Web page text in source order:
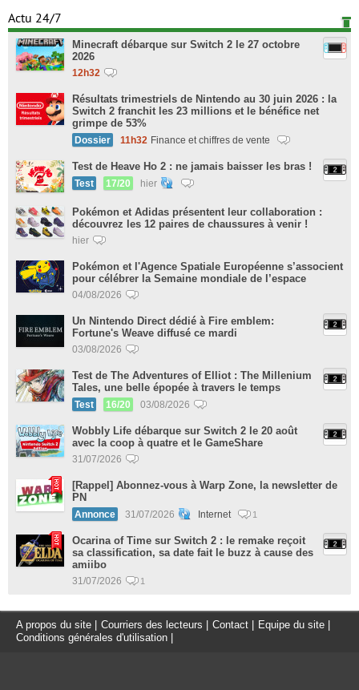
Actu 24/7
Minecraft débarque sur Switch 2 le 27 octobre
2026
12h32
Résultats trimestriels de Nintendo au 30 juin 2026 : la
Switch 2 franchit les 23 millions et le bénéfice net
grimpe de 53%
Dossier 11h32 Finance et chiffres de vente
Test de Heave Ho 2 : ne jamais baisser les bras !
Test 17/20 hier
Pokémon et Adidas présentent leur collaboration :
découvrez les 12 paires de chaussures à venir !
hier
Pokémon et l'Agence Spatiale Européenne s’associent
pour célébrer la Semaine mondiale de l’espace
04/08/2026
Un Nintendo Direct dédié à Fire emblem:
Fortune's Weave diffusé ce mardi
03/08/2026
Test de The Adventures of Elliot : The Millenium
Tales, une belle épopée à travers le temps
Test 16/20 03/08/2026
Wobbly Life débarque sur Switch 2 le 20 août
avec la coop à quatre et le GameShare
31/07/2026
[Rappel] Abonnez-vous à Warp Zone, la newsletter de
PN
Annonce 31/07/2026 Internet 1
Ocarina of Time sur Switch 2 : le remake reçoit
sa classification, sa date fait le buzz à cause des
amiibo
31/07/2026 1
A propos du site Courriers des lecteurs Contact Equipe du site
Conditions générales d'utilisation